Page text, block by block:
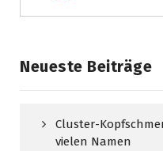
Neueste Beiträge
Cluster-
vielen Namen